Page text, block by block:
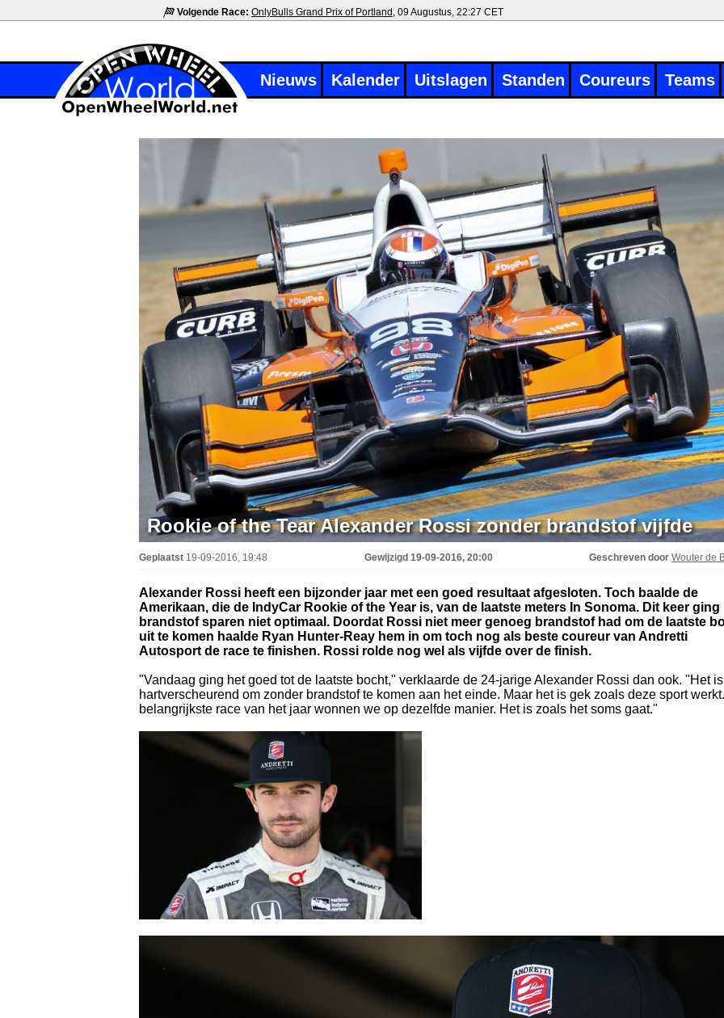
Volgende Race: OnlyBulls Grand Prix of Portland , 09 Augustus, 22:27 CET
Nieuws Kalender Uitslagen Standen Coureurs Teams
Rookie of the Tear Alexander Rossi zonder brandstof vijfde
Geplaatst 19-09-2016, 19:48 Gewijzigd 19-09-2016, 20:00 Geschreven door Wouter de
Alexander Rossi heeft een bijzonder jaar met een goed resultaat afgesloten. Toch baalde de
Amerikaan, die de IndyCar Rookie of the Year is, van de laatste meters In Sonoma. Dit keer ging
brandstof sparen niet optimaal. Doordat Rossi niet meer genoeg brandstof had om de laatste
uit te komen haalde Ryan Hunter-Reay hem in om toch nog als beste coureur van Andretti
Autosport de race te finishen. Rossi rolde nog wel als vijfde over de finish.
"Vandaag ging het goed tot de laatste bocht," verklaarde de 24-jarige Alexander Rossi dan ook. "Het is
hartverscheurend om zonder brandstof te komen aan het einde. Maar het is gek zoals deze sport
belangrijkste race van het jaar wonnen we op dezelfde manier. Het is zoals het soms gaat."